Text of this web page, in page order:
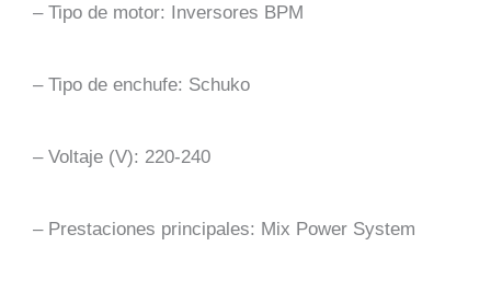
– Tipo de motor: Inversores BPM
– Tipo de enchufe: Schuko
– Voltaje (V): 220-240
– Prestaciones principales: Mix Power System